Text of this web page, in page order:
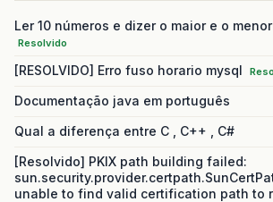
Ler 10 números e dizer o maior e o menor
Resolvido
[RESOLVIDO] Erro fuso horario mysql
Documentação java em português
Qual a diferença entre C , C++ , C#
[Resolvido] PKIX path building failed:
unable to find valid certification path to